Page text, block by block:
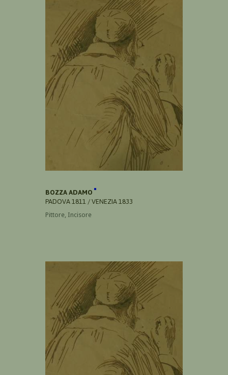
BOZZA ADAMO
PADOVA 1811 / VENEZIA 1833
Pittore, Incisore